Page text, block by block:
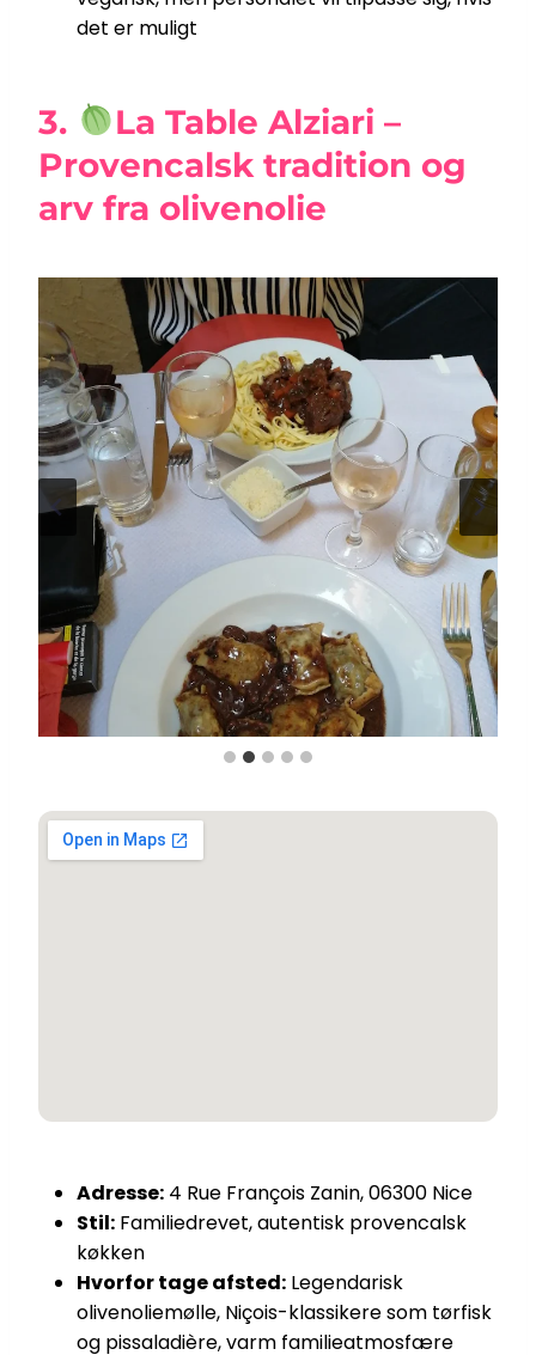
det er muligt
3.
La Table Alziari –
Provencalsk tradition og
arv fra olivenolie
Adresse: 4 Rue François Zanin, 06300 Nice
Stil: Familiedrevet, autentisk provencalsk
køkken
Hvorfor tage afsted: Legendarisk
olivenoliemølle, Niçois-klassikere som tørfisk
og pissaladière, varm familieatmosfære